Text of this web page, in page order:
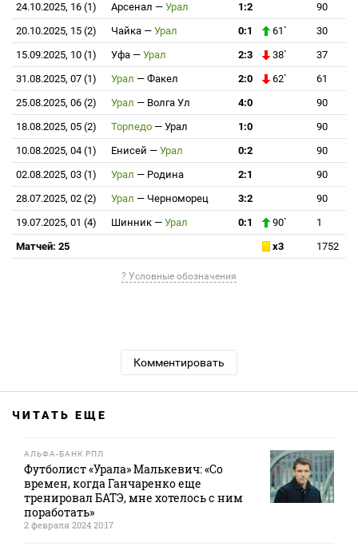
24.10.2025, 16 (1)
Арсенал — Урал 1:2
90
20.10.2025, 15 (2)
Чайка — Урал 0:1 61`
30
15.09.2025, 10 (1)
Уфа — Урал 2:3 38`
37
31.08.2025, 07 (1)
Урал — Факел 2:0 62`
61
25.08.2025, 06 (2)
Урал — Волга Ул 4:0
90
18.08.2025, 05 (2)
Торпедо — Урал 1:0
90
10.08.2025, 04 (1)
Енисей — Урал 0:2
90
02.08.2025, 03 (1)
Урал — Родина 2:1
90
28.07.2025, 02 (2)
Урал — Черноморец 3:2
90
19.07.2025, 01 (4)
Шинник — Урал 0:1 90`
1
Матчей: 25
x3 1752
? Условные обозначения
Комментировать
ЧИТАТЬ ЕЩЕ
АЛЬФА-БАНК РПЛ
Футболист «Урала» Малькевич: «Со
времен, когда Ганчаренко еще
тренировал БАТЭ, мне хотелось с ним
поработать»
2 февраля 2024 20:17